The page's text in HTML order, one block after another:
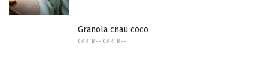
Granola cnau coco
CARTREF CARTREF